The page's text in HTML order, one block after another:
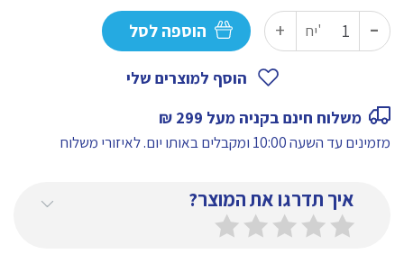
-
כמות
של
יח' + הוספה לסל
הוסף למוצרים שלי
משלוח חינם בקניה מעל 299 ₪
מזמינים עד השעה 10:00 ומקבלים באותו יום. לאיזורי משלוח
איך תדרגו את המוצר?